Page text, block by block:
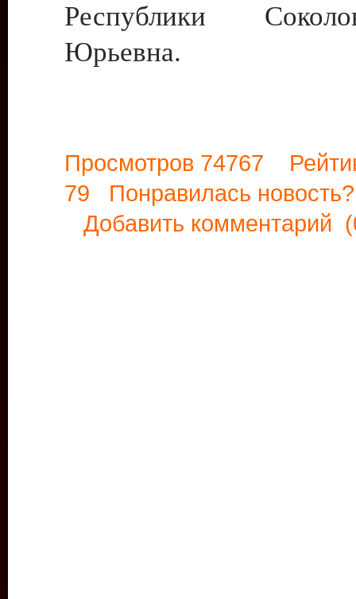
Республики
Юрьевна.
Просмотров 74767
79 Понравилась
Добавить комментарий